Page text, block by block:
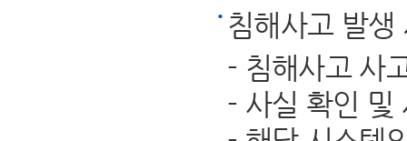
침해사고 발생
- 침해사고 사
- 사실 확인 및